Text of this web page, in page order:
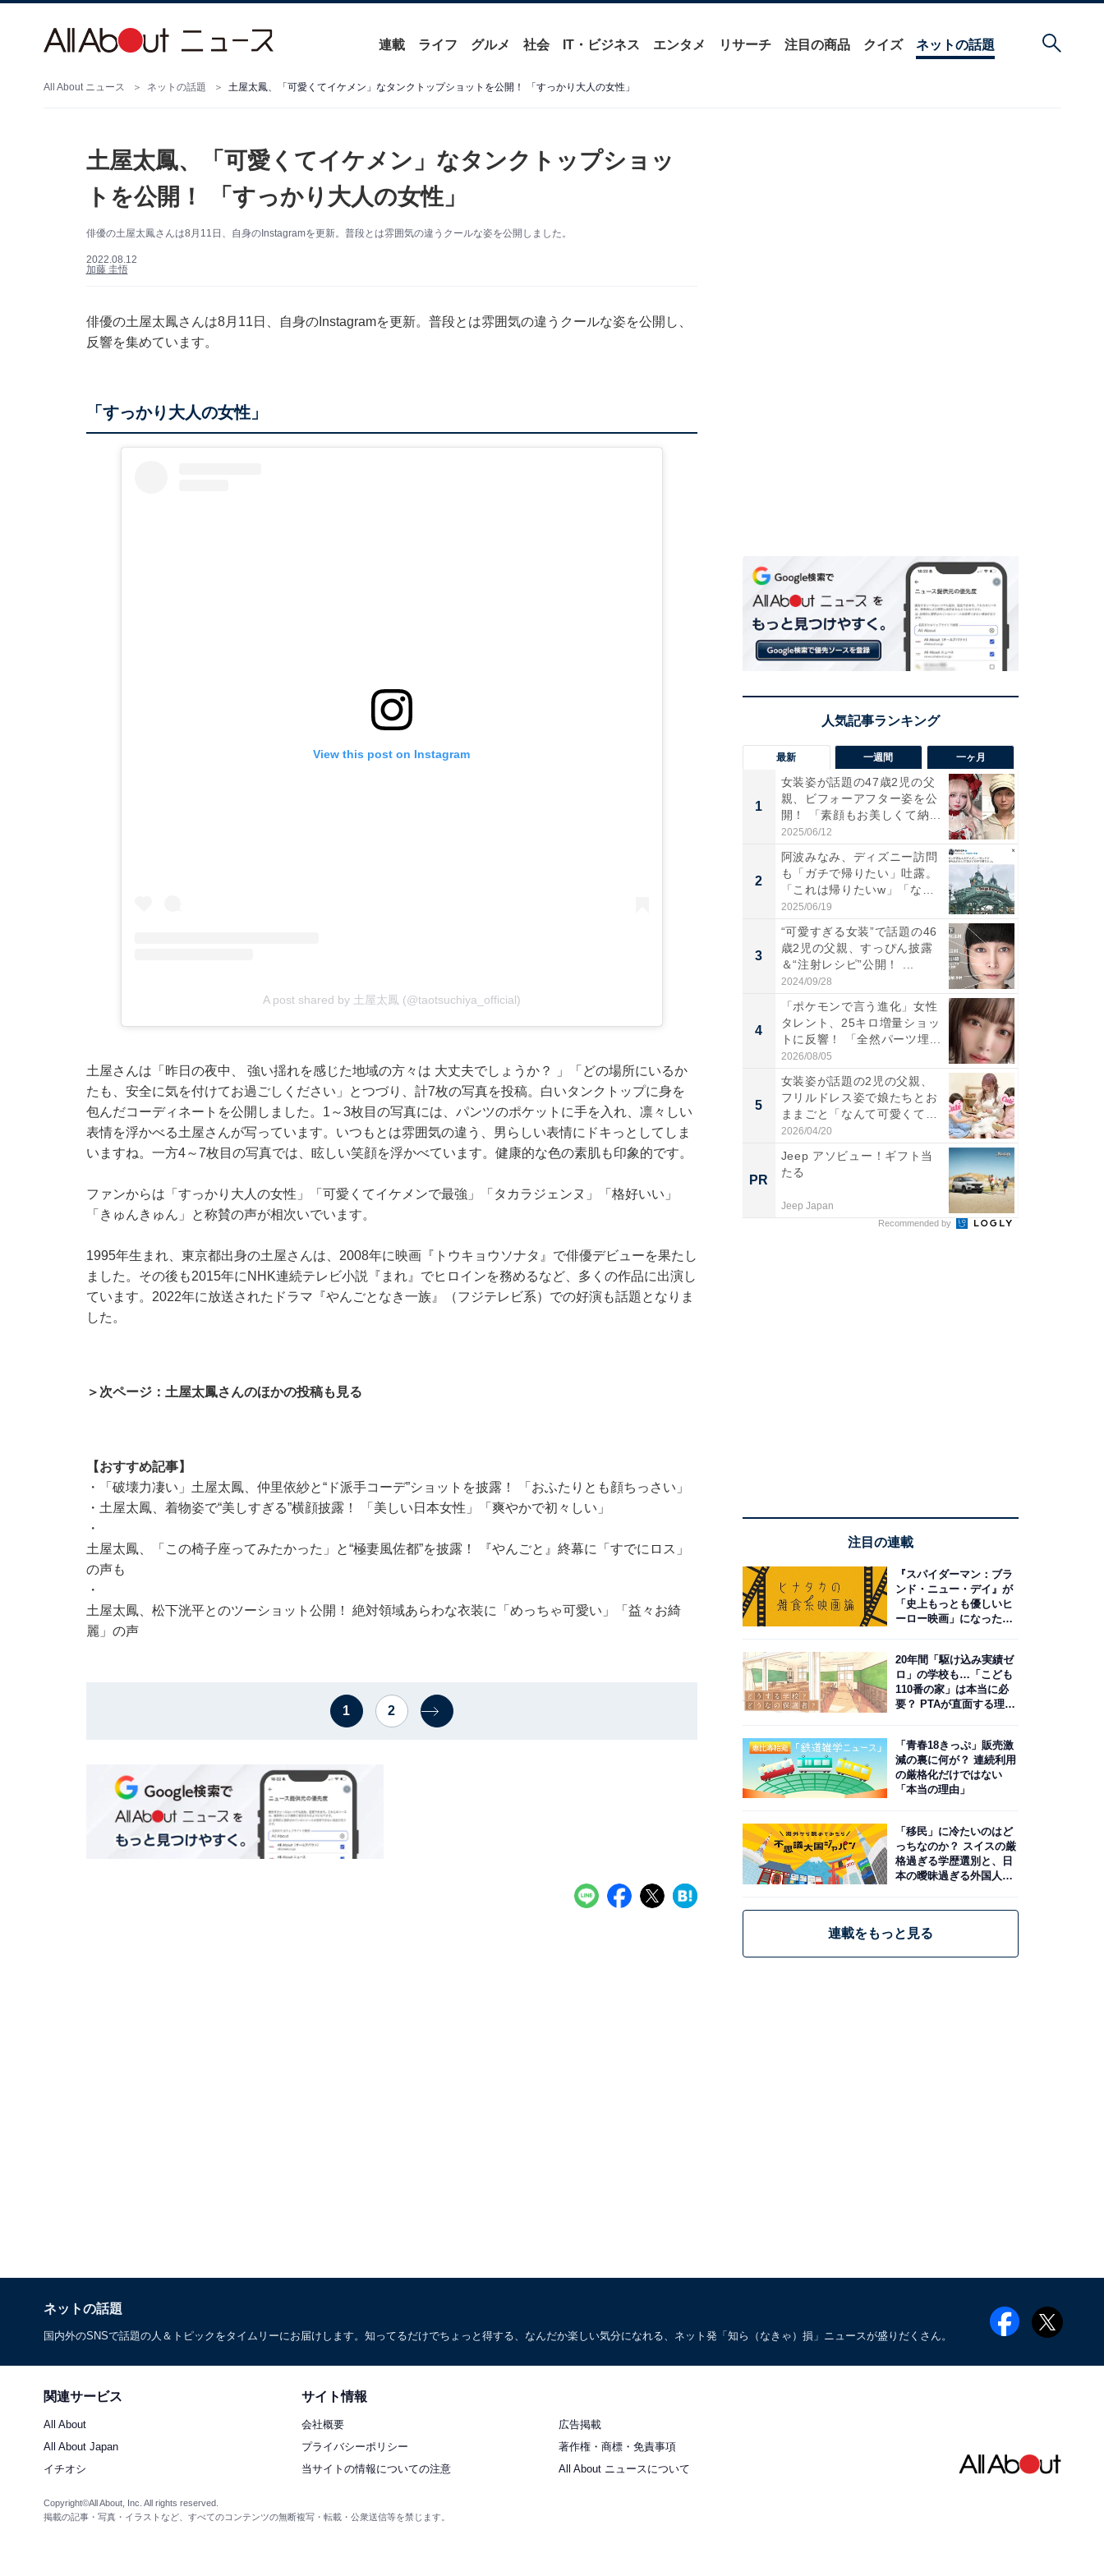
連載 ライフ グルメ 社会 IT・ビジネス エンタメ リサーチ 注目の商品 クイズ ネットの話題
All About ニュース ネットの話題 土屋太鳳、「可愛くてイケメン」なタンクトップショットを公開！ 「すっかり大人の女性」
土屋太鳳、「可愛くてイケメン」なタンクトップショッ
トを公開！ 「すっかり大人の女性」
俳優の土屋太鳳さんは8月11日、自身のInstagramを更新。普段とは雰囲気の違うクールな姿を公開しました。
2022.08.12
加藤 圭悟
俳優の土屋太鳳さんは8月11日、自身のInstagramを更新。普段とは雰囲気の違うクールな姿を公開し、
反響を集めています。
「すっかり大人の女性」
View this post on Instagram
A post shared by 土屋太鳳 (@taotsuchiya_official)
土屋さんは「昨日の夜中、 強い揺れを感じた地域の方々は 大丈夫でしょうか？ 」「どの場所にいるか
たも、安全に気を付けてお過ごしください」とつづり、計7枚の写真を投稿。白いタンクトップに身を
包んだコーディネートを公開しました。1～3枚目の写真には、パンツのポケットに手を入れ、凛々しい
表情を浮かべる土屋さんが写っています。いつもとは雰囲気の違う、男らしい表情にドキっとしてしま
いますね。一方4～7枚目の写真では、眩しい笑顔を浮かべています。健康的な色の素肌も印象的です。
ファンからは「すっかり大人の女性」「可愛くてイケメンで最強」「タカラジェンヌ」「格好いい」
「きゅんきゅん」と称賛の声が相次いでいます。
1995年生まれ、東京都出身の土屋さんは、2008年に映画『トウキョウソナタ』で俳優デビューを果たし
ました。その後も2015年にNHK連続テレビ小説『まれ』でヒロインを務めるなど、多くの作品に出演し
ています。2022年に放送されたドラマ『やんごとなき一族』（フジテレビ系）での好演も話題となりま
した。
＞次ページ：土屋太鳳さんのほかの投稿も見る
【おすすめ記事】
・
「破壊力凄い」土屋太鳳、仲里依紗と“ド派手コーデ”ショットを披露！ 「おふたりとも顔ちっさい」
・ 土屋太鳳、着物姿で“美しすぎる”横顔披露！ 「美しい日本女性」「爽やかで初々しい」
・
土屋太鳳、「この椅子座ってみたかった」と“極妻風佐都”を披露！ 『やんごと』終幕に「すでにロス」
の声も
・
土屋太鳳、松下洸平とのツーショット公開！ 絶対領域あらわな衣装に「めっちゃ可愛い」「益々お綺
麗」の声
1 2
最新 一週間 一ヶ月
1
女装姿が話題の47歳2児の父
親、ビフォーアフター姿を公
開！ 「素顔もお美しくて納...
2025/06/12
2
阿波みなみ、ディズニー訪問
も「ガチで帰りたい」吐露。
「これは帰りたいw」「なん
ち...
2025/06/19
3
“可愛すぎる女装”で話題の46
歳2児の父親、すっぴん披露
＆“注射レシピ”公開！ ...
2024/09/28
4
「ポケモンで言う進化」女性
タレント、25キロ増量ショッ
トに反響！ 「全然パーツ埋...
2026/08/05
5
女装姿が話題の2児の父親、
フリルドレス姿で娘たちとお
ままごと「なんて可愛くて平
和...
2026/04/20
PR
Jeep アソビュー！ギフト当
たる
Jeep Japan
Recommended by
注目の連載
『スパイダーマン：ブラ
ンド・ニュー・デイ』が
「史上もっとも優しいヒ
ーロー映画」になった理
20年間「駆け込み実績ゼ
ロ」の学校も…「こども
110番の家」は本当に必
要？ PTAが直面する理想
「青春18きっぷ」販売激
減の裏に何が？ 連続利用
の厳格化だけではない
「本当の理由」
「移民」に冷たいのはど
っちなのか？ スイスの厳
格過ぎる学歴選別と、日
本の曖昧過ぎる外国人政
連載をもっと見る
ネットの話題
国内外のSNSで話題の人＆トピックをタイムリーにお届けします。知ってるだけでちょっと得する、なんだか楽しい気分になれる、ネット発「知ら（なきゃ）損」ニュースが盛りだくさん。
関連サービス
All About
All About Japan
イチオシ
サイト情報
会社概要
広告掲載
プライバシーポリシー
著作権・商標・免責事項
当サイトの情報についての注意
All About ニュースについて
Copyright©All About, Inc. All rights reserved.
掲載の記事・写真・イラストなど、すべてのコンテンツの無断複写・転載・公衆送信等を禁じます。